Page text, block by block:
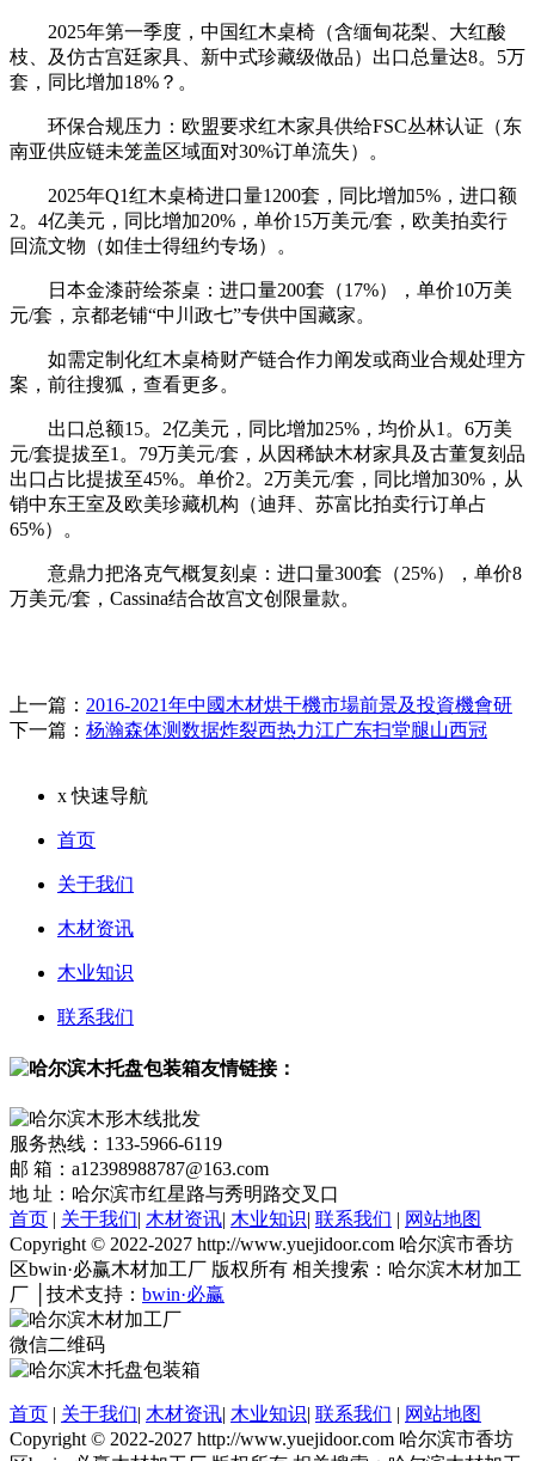
2025年第一季度，中国红木桌椅（含缅甸花梨、大红酸
枝、及仿古宫廷家具、新中式珍藏级做品）出口总量达8。5万
套，同比增加18%？。
环保合规压力：欧盟要求红木家具供给FSC丛林认证（东
南亚供应链未笼盖区域面对30%订单流失）。
2025年Q1红木桌椅进口量1200套，同比增加5%，进口额
2。4亿美元，同比增加20%，单价15万美元/套，欧美拍卖行
回流文物（如佳士得纽约专场）。
日本金漆莳绘茶桌：进口量200套（17%），单价10万美
元/套，京都老铺“中川政七”专供中国藏家。
如需定制化红木桌椅财产链合作力阐发或商业合规处理方
案，前往搜狐，查看更多。
出口总额15。2亿美元，同比增加25%，均价从1。6万美
元/套提拔至1。79万美元/套，从因稀缺木材家具及古董复刻品
出口占比提拔至45%。单价2。2万美元/套，同比增加30%，从
销中东王室及欧美珍藏机构（迪拜、苏富比拍卖行订单占
65%）。
意鼎力把洛克气概复刻桌：进口量300套（25%），单价8
万美元/套，Cassina结合故宫文创限量款。
上一篇： 2016-2021年中國木材烘干機市場前景及投資機會研
下一篇： 杨瀚森体测数据炸裂西热力江广东扫堂腿山西冠
x快速导航
首页
关于我们
木材资讯
木业知识
联系我们
友情链接：
服务热线：133-5966-6119
邮 箱：a12398988787@163.com
地 址：哈尔滨市红星路与秀明路交叉口
首页 | 关于我们| 木材资讯| 木业知识| 联系我们 | 网站地图
Copyright © 2022-2027 http://www.yuejidoor.com 哈尔滨市香坊
区bwin·必赢木材加工厂 版权所有 相关搜索：哈尔滨木材加工
厂 │技术支持： bwin·必赢
微信二维码
首页 | 关于我们| 木材资讯| 木业知识| 联系我们 | 网站地图
Copyright © 2022-2027 http://www.yuejidoor.com 哈尔滨市香坊